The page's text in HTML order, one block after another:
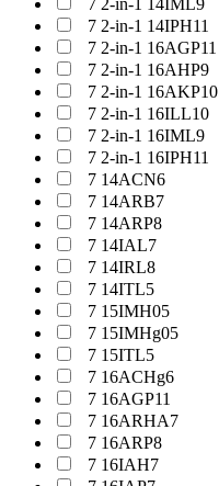
7 2-in-1 14IPH11
7 2-in-1 16AGP11
7 2-in-1 16AHP9
7 2-in-1 16AKP10
7 2-in-1 16ILL10
7 2-in-1 16IML9
7 2-in-1 16IPH11
7 14ACN6
7 14ARB7
7 14ARP8
7 14IAL7
7 14IRL8
7 14ITL5
7 15IMH05
7 15IMHg05
7 15ITL5
7 16ACHg6
7 16AGP11
7 16ARHA7
7 16ARP8
7 16IAH7